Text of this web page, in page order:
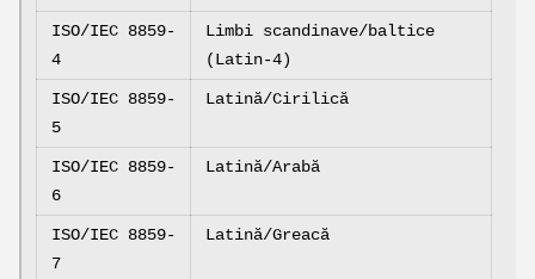
ISO/IEC 8859-
4
Limbi scandinave/baltice
(Latin-4)
ISO/IEC 8859-
5
Latină/Cirilică
ISO/IEC 8859-
6
Latină/Arabă
ISO/IEC 8859-
7
Latină/Greacă